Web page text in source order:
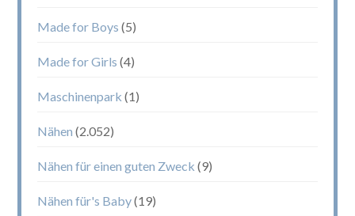
Made for Boys (5)
Made for Girls (4)
Maschinenpark (1)
Nähen (2.052)
Nähen für einen guten Zweck (9)
Nähen für's Baby(19)